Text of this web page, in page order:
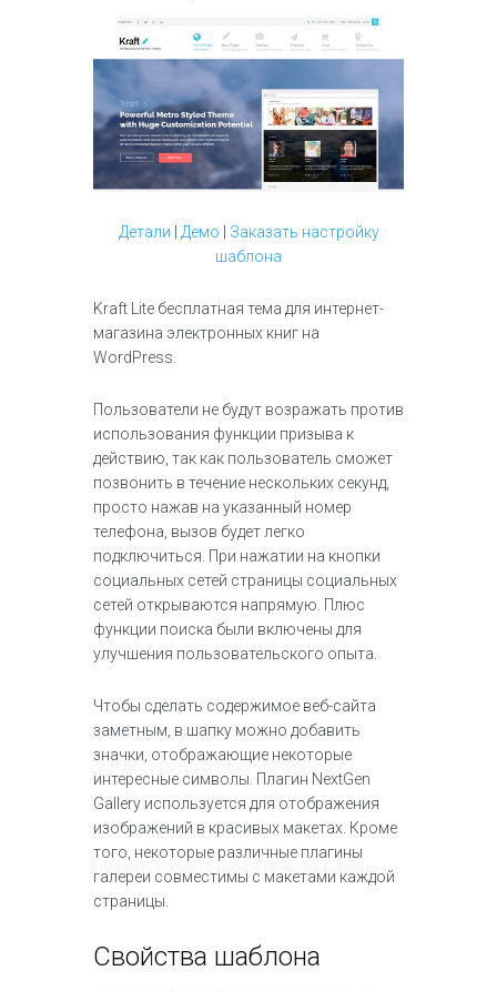
Детали Демо
Заказать настройку
шаблона
Kraft Lite бесплатная тема для интернет-
магазина электронных книг на
WordPress.
Пользователи не будут возражать против
использования функции призыва к
действию, так как пользователь сможет
позвонить в течение нескольких секунд,
просто нажав на указанный номер
телефона, вызов будет легко
подключиться. При нажатии на кнопки
социальных сетей страницы социальных
сетей открываются напрямую. Плюс
функции поиска были включены для
улучшения пользовательского опыта.
Чтобы сделать содержимое веб-сайта
заметным, в шапку можно добавить
значки, отображающие некоторые
интересные символы. Плагин NextGen
Gallery используется для отображения
изображений в красивых макетах. Кроме
того, некоторые различные плагины
галереи совместимы с макетами каждой
страницы.
Свойства шаблона